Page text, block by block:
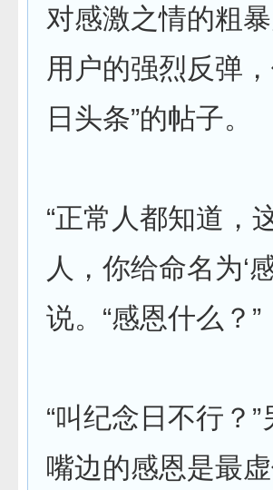
对感激之情的粗
用户的强烈反弹
日头条”的帖子。
“正常人都知道，
人，你给命名为‘
说。“感恩什么？”
“叫纪念日不行？
嘴边的感恩是最